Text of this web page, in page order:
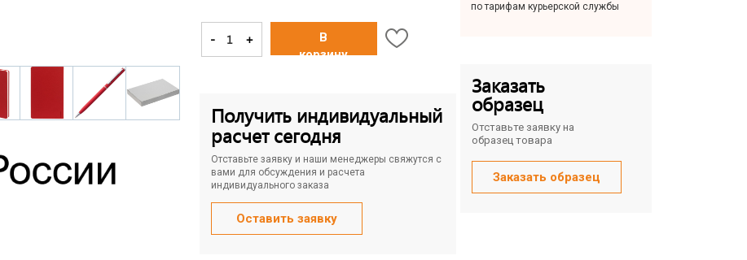
- +
В
корзину
Получить индивидуальный
расчет сегодня
Отставьте заявку и наши менеджеры свяжутся с
вами для обсуждения и расчета
индивидуального заказа
Оставить заявку
по тарифам курьерской службы
Заказать
образец
Отставьте заявку на
образец товара
Заказать образец